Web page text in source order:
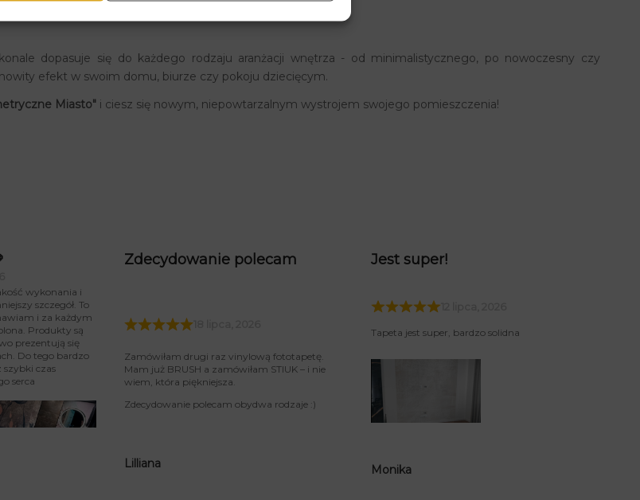
dopasuje się do każdego rodzaju aranżacji wnętrza - od minimalistycznego, po nowoczesny czy
efekt w swoim domu, biurze czy pokoju dziecięcym.
Miasto" i ciesz się nowym, niepowtarzalnym wystrojem swojego pomieszczenia!
wykonania i
szczegół. To
i za każdym
Produkty są
prezentują się
Do tego bardzo
szybki czas
serca
Zdecydowanie polecam
Zamówiłam drugi raz vinylową fototapetę.
Mam już BRUSH a zamówiłam STIUK – i nie
wiem, która piękniejsza.
Zdecydowanie polecam obydwa rodzaje :)
Lilliana
Jest super!
Tapeta jest super, bardzo solidna
Monika